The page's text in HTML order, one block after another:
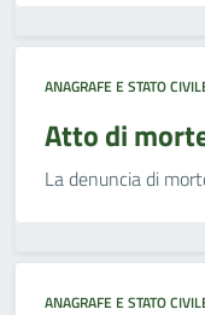
ANAGRAFE E STATO
Atto di
La denuncia di
ANAGRAFE E STATO